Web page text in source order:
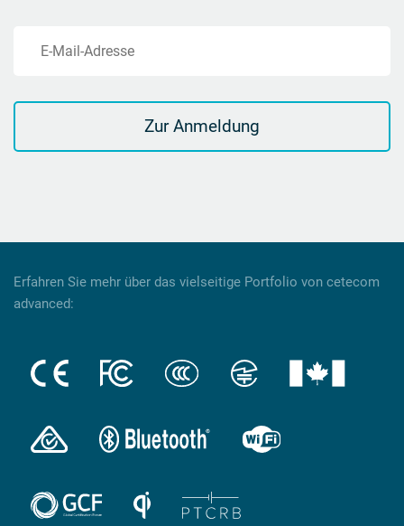
E-Mail-Adresse
Zur Anmeldung
Erfahren Sie mehr über das vielseitige Portfolio von cetecom
advanced: